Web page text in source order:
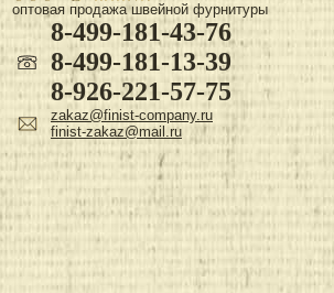
оптовая продажа швейной фурнитуры
8-499-181-43-76
8-499-181-13-39
8-926-221-57-75
zakaz@finist-company.ru
finist-zakaz@mail.ru